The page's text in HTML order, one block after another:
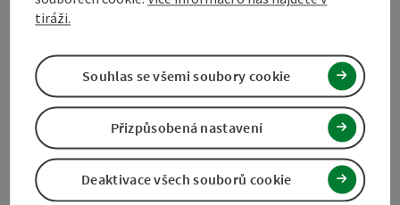
Označit příspěvek: Konesprežná železnice - turistická
Konesprežná železnice -
turistická cesta
Výchozí místoGallneukirchen
Turistická cesta
tiráži.
Deaktivace všech souborů cookie
Přizpůsobená nastavení
Souhlas se všemi soubory cookie